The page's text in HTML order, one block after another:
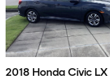
2018 Honda Civic LX